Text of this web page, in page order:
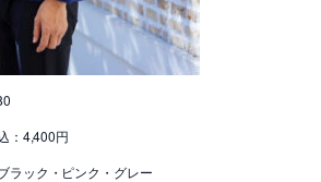
4,400円
ック・ピンク・グレー